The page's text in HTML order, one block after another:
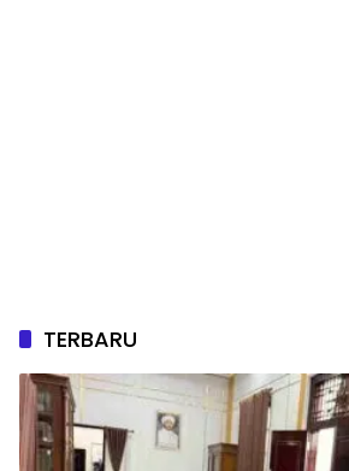
TERBARU